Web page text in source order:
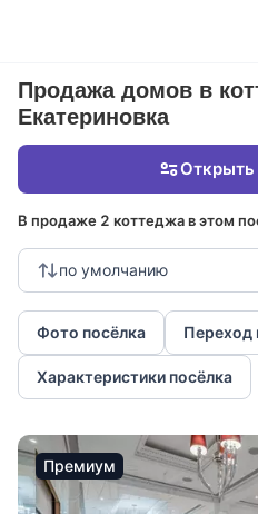
Продажа домов в
Екатериновка
В продаже 2 коттеджа в этом
по умолчанию
Фото посёлка Переход
Характеристики посёлка
Открыть
Премиум